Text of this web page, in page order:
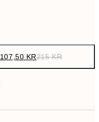
107,50 KR215 KR